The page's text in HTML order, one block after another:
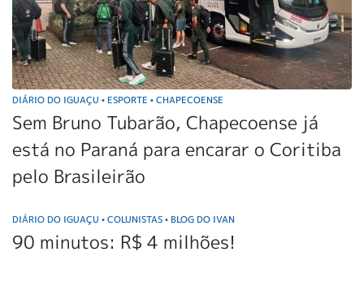
DIÁRIO DO IGUAÇU • ESPORTE • CHAPECOENSE
Sem Bruno Tubarão, Chapecoense já
está no Paraná para encarar o Coritiba
pelo Brasileirão
DIÁRIO DO IGUAÇU • COLUNISTAS • BLOG DO IVAN
90 minutos: R$ 4 milhões!